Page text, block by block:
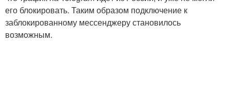
его блокировать. Таким образом подключение к
заблокированному мессенджеру становилось
возможным.